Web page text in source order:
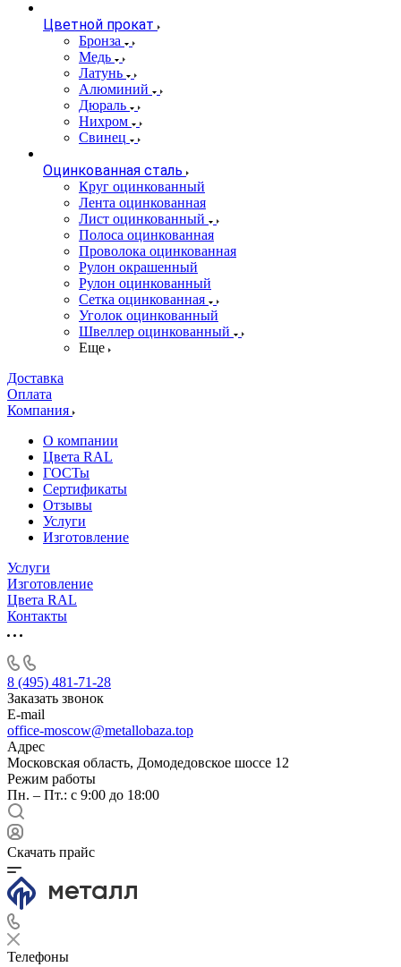
Цветной прокат
Бронза
Медь
Латунь
Алюминий
Дюраль
Нихром
Свинец
Оцинкованная сталь
Круг оцинкованный
Лента оцинкованная
Лист оцинкованный
Полоса оцинкованная
Проволока оцинкованная
Рулон окрашенный
Рулон оцинкованный
Сетка оцинкованная
Уголок оцинкованный
Швеллер оцинкованный
Еще
Доставка
Оплата
Компания
О компании
Цвета RAL
ГОСТы
Сертификаты
Отзывы
Услуги
Изготовление
Услуги
Изготовление
Цвета RAL
Контакты
8 (495) 481-71-28
Заказать звонок
E-mail
office-moscow@metallobaza.top
Адрес
Московская область, Домодедовское шоссе 12
Режим работы
Пн. – Пт.: с 9:00 до 18:00
Скачать прайс
Телефоны